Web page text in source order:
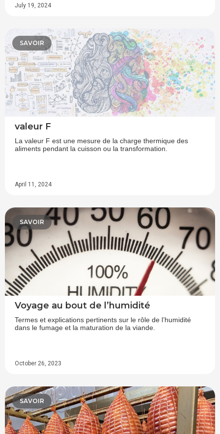
July 19, 2024
SAVOIR
valeur F
La valeur F est une mesure de la charge thermique des
aliments pendant la cuisson ou la transformation.
April 11, 2024
SAVOIR
Voyage au bout de l’humidité
Termes et explications pertinents sur le rôle de l’humidité
dans le fumage et la maturation de la viande.
October 26, 2023
SAVOIR